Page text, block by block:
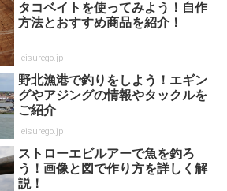
タコベイトを使ってみよう！自作
方法とおすすめ商品を紹介！
leisurego.jp
野北漁港で釣りをしよう！エギン
グやアジングの情報やタックルを
ご紹介
leisurego.jp
ストローエビルアーで魚を釣ろ
う！画像と図で作り方を詳しく解
説！